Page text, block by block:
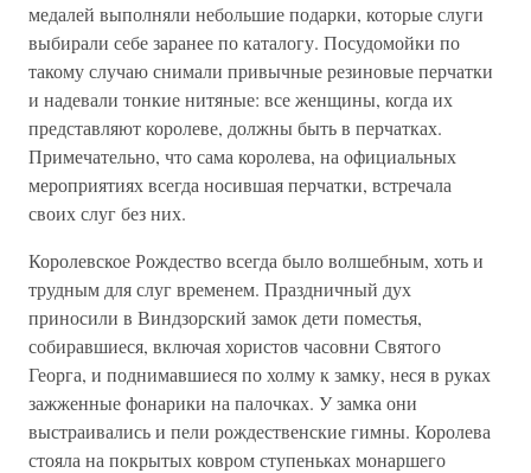
медалей выполняли небольшие подарки, которые слуги
выбирали себе заранее по каталогу. Посудомойки по
такому случаю снимали привычные резиновые перчатки
и надевали тонкие нитяные: все женщины, когда их
представляют королеве, должны быть в перчатках.
Примечательно, что сама королева, на официальных
мероприятиях всегда носившая перчатки, встречала
своих слуг без них.
Королевское Рождество всегда было волшебным, хоть и
трудным для слуг временем. Праздничный дух
приносили в Виндзорский замок дети поместья,
собиравшиеся, включая хористов часовни Святого
Георга, и поднимавшиеся по холму к замку, неся в руках
зажженные фонарики на палочках. У замка они
выстраивались и пели рождественские гимны. Королева
стояла на покрытых ковром ступеньках монаршего